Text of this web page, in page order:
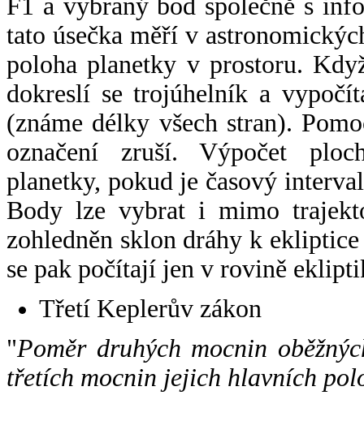
F1 a vybraný bod společně s
tato úsečka měří v
poloha planetky v prostoru.
dokreslí se trojúhelník a
(známe délky všech stran).
označení zruší. Výpočet
planetky, pokud je časový
Body lze vybrat i mimo
zohledněn sklon dráhy k
se pak počítají jen v rovině
Třetí Keplerův zákon
"Poměr druhých mocnin
třetích mocnin jejich hlavních